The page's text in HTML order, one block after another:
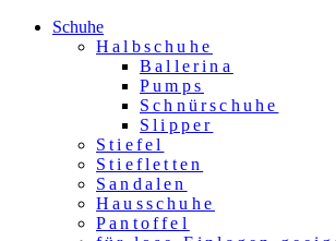
Schuhe
Halbschuhe
Ballerina
Pumps
Schnürschuhe
Slipper
Stiefel
Stiefletten
Sandalen
Hausschuhe
Pantoffel